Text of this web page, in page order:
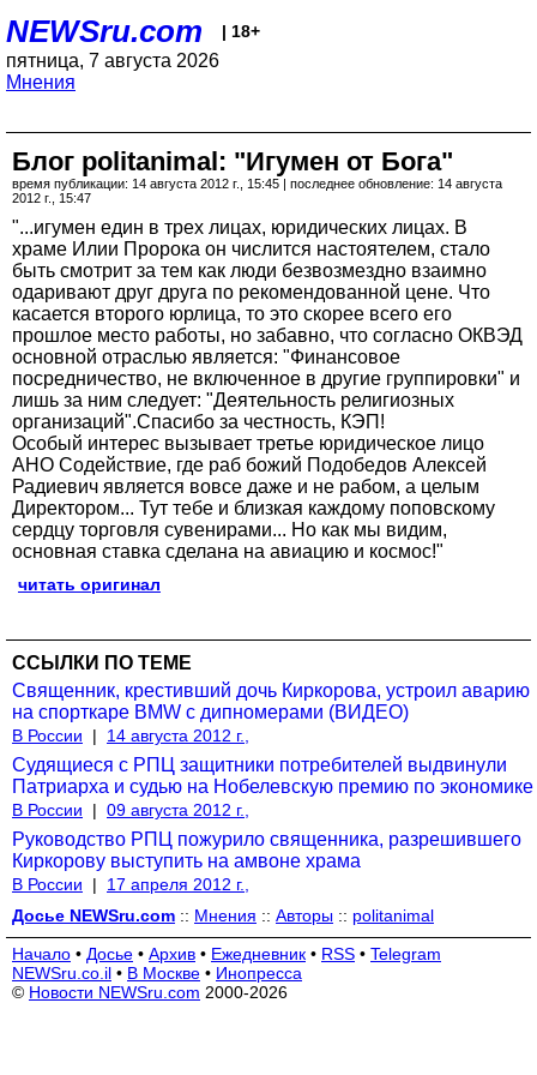
NEWSru.com | 18+
пятница, 7 августа 2026
Мнения
Блог politanimal: "Игумен от Бога"
время публикации: 14 августа 2012 г., 15:45 | последнее обновление: 14 августа
2012 г., 15:47
"...игумен един в трех лицах, юридических лицах. В
храме Илии Пророка он числится настоятелем, стало
быть смотрит за тем как люди безвозмездно взаимно
одаривают друг друга по рекомендованной цене. Что
касается второго юрлица, то это скорее всего его
прошлое место работы, но забавно, что согласно ОКВЭД
основной отраслью является: "Финансовое
посредничество, не включенное в другие группировки" и
лишь за ним следует: "Деятельность религиозных
организаций".Спасибо за честность, КЭП!
Особый интерес вызывает третье юридическое лицо
АНО Содействие, где раб божий Подобедов Алексей
Радиевич является вовсе даже и не рабом, а целым
Директором... Тут тебе и близкая каждому поповскому
сердцу торговля сувенирами... Но как мы видим,
основная ставка сделана на авиацию и космос!"
читать оригинал
ССЫЛКИ ПО ТЕМЕ
Cвященник, крестивший дочь Киркорова, устроил аварию
на спорткаре BMW с дипномерами (ВИДЕО)
В России | 14 августа 2012 г.,
Судящиеся с РПЦ защитники потребителей выдвинули
Патриарха и судью на Нобелевскую премию по экономике
В России | 09 августа 2012 г.,
Руководство РПЦ пожурило священника, разрешившего
Киркорову выступить на амвоне храма
В России |
17 апреля 2012 г.,
Досье NEWSru.com :: Мнения :: Авторы :: politanimal
Начало • Досье • Архив • Ежедневник • RSS • Telegram
NEWSru.co.il • В Москве • Инопресса
© Новости NEWSru.com 2000-2026